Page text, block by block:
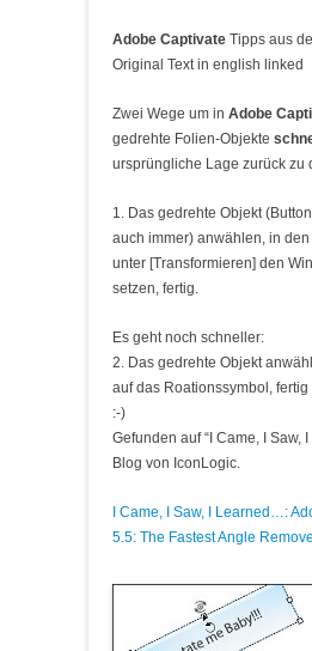
Adobe Captivate Tipps aus
Original Text in english linked
Zwei Wege um in Adobe
gedrehte Folien-Objekte
ursprüngliche Lage zurück zu
1. Das gedrehte Objekt
auch immer) anwählen, in
unter [Transformieren] den
setzen, fertig.
Es geht noch schneller:
2. Das gedrehte Objekt
auf das Roationssymbol, fertig
:-)
Gefunden auf “I Came, I Saw,
Blog von IconLogic.
I Came, I Saw, I Learned…:
5.5: The Fastest Angle